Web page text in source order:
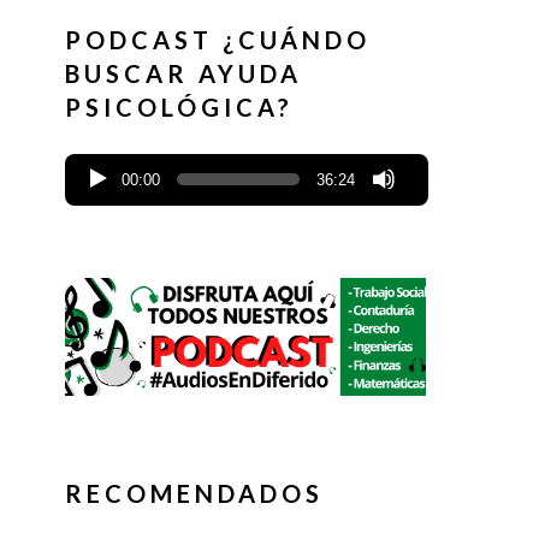
PODCAST ¿CUÁNDO
BUSCAR AYUDA
PSICOLÓGICA?
00:00 36:24
RECOMENDADOS